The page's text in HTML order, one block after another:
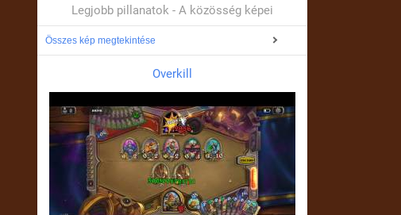
Legjobb pillanatok - A közösség képei
Összes kép megtekintése
Overkill